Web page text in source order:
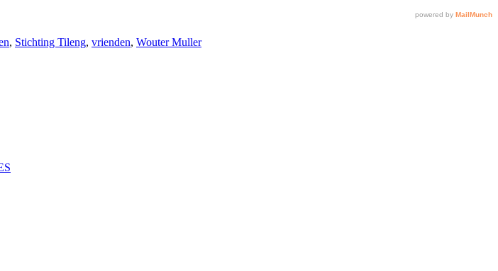
, Stichting Tileng, vrienden, Wouter Muller